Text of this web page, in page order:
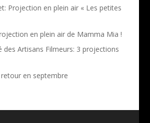
Projection en plein air « Les petites
en plein air de Mamma Mia !
des Artisans Filmeurs: 3 projections
en septembre